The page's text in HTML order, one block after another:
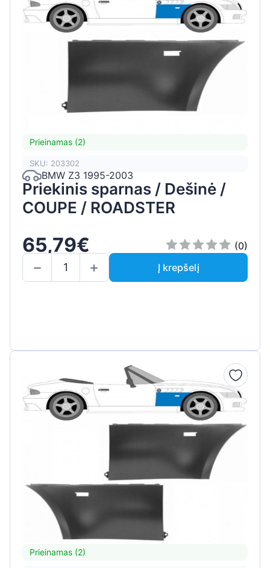
Prieinamas (2)
SKU: 203302
BMW Z3 1995-2003
Priekinis sparnas / Dešinė /
COUPE / ROADSTER
65,79€
(0)
Į krepšelį
Prieinamas (2)